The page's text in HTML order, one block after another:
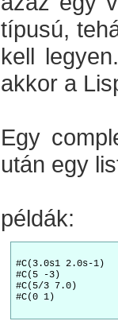
típusú,
kell
akkor a
Egy
után egy
példák:
#C(3.0s1 2.0s-1)	;a valós és képzetes részek short-float formátumban
#C(5 -3)		;a valós és képzetes részek egészek
#C(5/3 7.0) 		;átkonvertálódik #C(1.66666 7.0) -re
#C(0 1)			;i